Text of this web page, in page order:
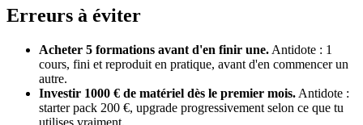
Erreurs à éviter
Acheter 5 formations avant d'en finir une. Antidote : 1
cours, fini et reproduit en pratique, avant d'en commencer un
autre.
Investir 1000 € de matériel dès le premier mois. Antidote :
starter pack 200 €, upgrade progressivement selon ce que tu
utilises vraiment.